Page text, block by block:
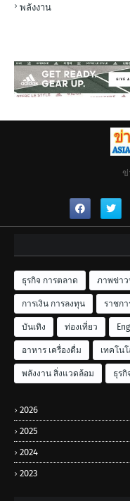
พลังงาน
ข่
ธุรกิจ การตลาด ภาพข่า
การเงิน การลงทุน ราชกา
บันเทิง ท่องเที่ยว
อาหาร เครื่องดื่ม เทคโน
พลังงาน สิ่งแวดล้อม ธุรกิ
2026
2025
2024
2023